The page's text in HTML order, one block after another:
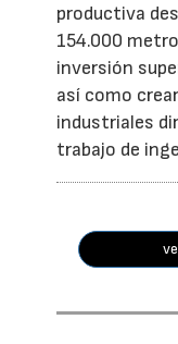
productiva
154.000
inversión
así como
industriales
trabajo de